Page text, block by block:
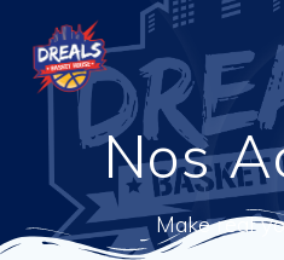
Nos
Make real